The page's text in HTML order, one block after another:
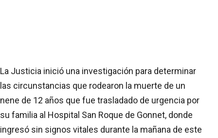
La Justicia inició una investigación para determinar
las circunstancias que rodearon la muerte de un
nene de 12 años que fue trasladado de urgencia por
su familia al Hospital San Roque de Gonnet, donde
ingresó sin signos vitales durante la mañana de este